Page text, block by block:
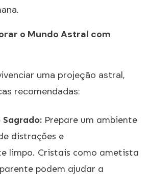
o Mundo Astral com
uma projeção astral,
recomendadas:
Sagrado: Prepare um ambiente
distrações e
limpo. Cristais como ametista
podem ajudar a